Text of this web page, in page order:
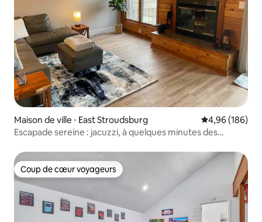
Maison de ville ⋅ East Stroudsburg Évaluation
4,96 (186)
Escapade sereine : jacuzzi, à quelques minutes des
Coup de cœur voyageurs
Coup de cœur voyageurs